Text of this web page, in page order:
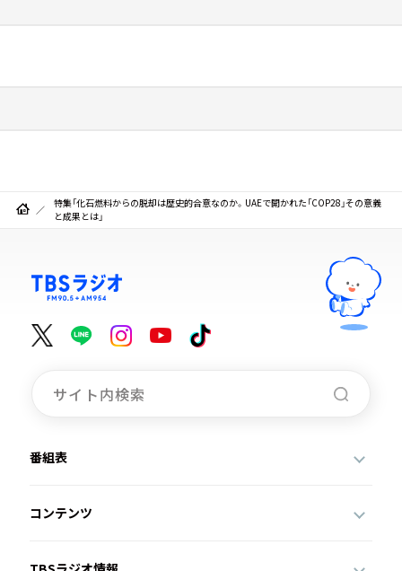
特集「化石燃料からの脱却は歴史的合意なのか。UAEで開かれた「COP28」その意義
と成果とは」
番組表
コンテンツ